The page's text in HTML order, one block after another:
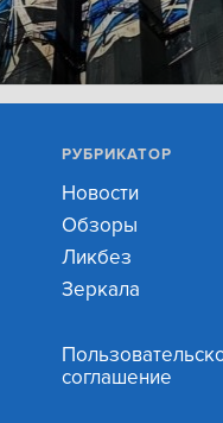
РУБРИКАТОР
Новости
Обзоры
Ликбез
Зеркала
соглашение